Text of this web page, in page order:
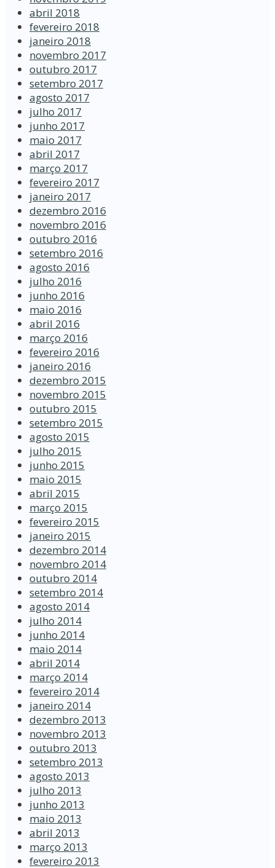
abril 2018
fevereiro 2018
janeiro 2018
novembro 2017
outubro 2017
setembro 2017
agosto 2017
julho 2017
junho 2017
maio 2017
abril 2017
março 2017
fevereiro 2017
janeiro 2017
dezembro 2016
novembro 2016
outubro 2016
setembro 2016
agosto 2016
julho 2016
junho 2016
maio 2016
abril 2016
março 2016
fevereiro 2016
janeiro 2016
dezembro 2015
novembro 2015
outubro 2015
setembro 2015
agosto 2015
julho 2015
junho 2015
maio 2015
abril 2015
março 2015
fevereiro 2015
janeiro 2015
dezembro 2014
novembro 2014
outubro 2014
setembro 2014
agosto 2014
julho 2014
junho 2014
maio 2014
abril 2014
março 2014
fevereiro 2014
janeiro 2014
dezembro 2013
novembro 2013
outubro 2013
setembro 2013
agosto 2013
julho 2013
junho 2013
maio 2013
abril 2013
março 2013
fevereiro 2013